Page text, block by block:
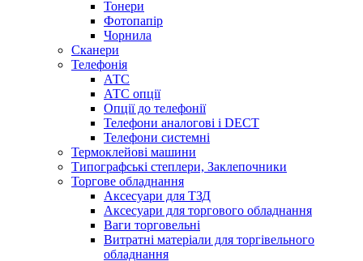
Тонери
Фотопапір
Чорнила
Сканери
Телефонія
АТС
АТС опції
Опції до телефонії
Телефони аналогові і DECT
Телефони системні
Термоклейові машини
Типографські степлери, Заклепочники
Торгове обладнання
Аксесуари для ТЗД
Аксесуари для торгового обладнання
Ваги торговельні
Витратні матеріали для торгівельного
обладнання